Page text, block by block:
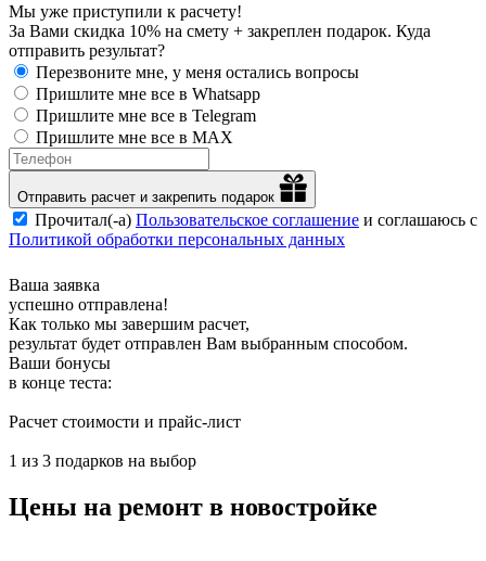
Мы уже приступили к расчету!
За Вами скидка 10% на смету + закреплен подарок. Куда
отправить результат?
Перезвоните мне, у меня остались вопросы
Пришлите мне все в Whatsapp
Пришлите мне все в Telegram
Пришлите мне все в MAX
Отправить расчет и закрепить подарок
Прочитал(-а) Пользовательское соглашение и соглашаюсь с
Политикой обработки персональных данных
Ваша заявка
успешно отправлена!
Как только мы завершим расчет,
результат будет отправлен Вам выбранным способом.
Ваши бонусы
в конце теста:
Расчет стоимости и прайс-лист
1 из 3 подарков на выбор
Цены на ремонт в новостройке